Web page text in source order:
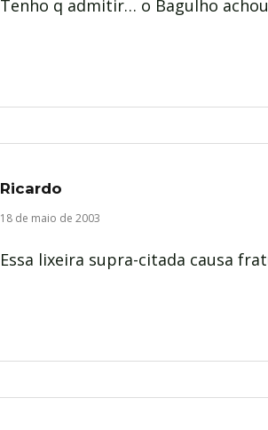
Tenho q admitir… o Bagulho
Ricardo
18 de maio de 2003
Essa lixeira supra-citada causa